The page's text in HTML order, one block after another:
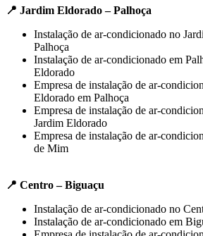
📍 Jardim Eldorado – Palhoça
Instalação de ar-condicionado no
Palhoça
Instalação de ar-condicionado em
Eldorado
Empresa de instalação de ar-
Eldorado em Palhoça
Empresa de instalação de ar-
Jardim Eldorado
Empresa de instalação de ar-
de Mim
📍 Centro – Biguaçu
Instalação de ar-condicionado no
Instalação de ar-condicionado em